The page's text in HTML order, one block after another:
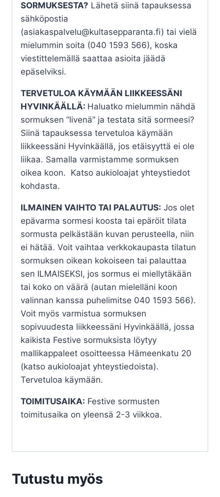
SORMUKSESTA? Lähetä siinä tapauksessa
sähköpostia
(asiakaspalvelu@kultasepparanta.fi) tai vielä
mielummin soita (040 1593 566), koska
viestittelemällä saattaa asioita jäädä
epäselviksi.
TERVETULOA KÄYMÄÄN LIIKKEESSÄNI
HYVINKÄÄLLÄ: Haluatko mielummin nähdä
sormuksen ”livenä” ja testata sitä sormeesi?
Siinä tapauksessa tervetuloa käymään
liikkeessäni Hyvinkäällä, jos etäisyyttä ei ole
liikaa. Samalla varmistamme sormuksen
oikea koon. Katso aukioloajat yhteystiedot
kohdasta.
ILMAINEN VAIHTO TAI PALAUTUS: Jos olet
epävarma sormesi koosta tai epäröit tilata
sormusta pelkästään kuvan perusteella, niin
ei hätää. Voit vaihtaa verkkokaupasta tilatun
sormuksen oikean kokoiseen tai palauttaa
sen ILMAISEKSI, jos sormus ei miellytäkään
tai koko on väärä (autan mielelläni koon
valinnan kanssa puhelimitse 040 1593 566).
Voit myös varmistua sormuksen
sopivuudesta liikkeessäni Hyvinkäällä, jossa
kaikista Festive sormuksista löytyy
mallikappaleet osoitteessa Hämeenkatu 20
(katso aukioloajat yhteystiedoista).
Tervetuloa käymään.
TOIMITUSAIKA: Festive sormusten
toimitusaika on yleensä 2-3 viikkoa.
Tutustu myös